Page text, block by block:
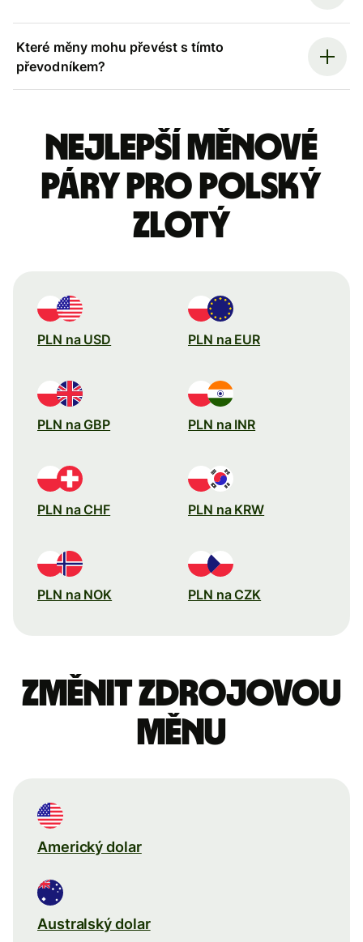
Které měny mohu převést s tímto
převodníkem?
Nejlepší měnové
páry pro polský
zlotý
PLN na USD PLN na EUR
PLN na GBP PLN na INR
PLN na CHF PLN na KRW
PLN na NOK PLN na CZK
Změnit zdrojovou
měnu
Americký dolar
Australský dolar